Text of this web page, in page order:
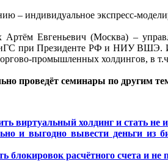
– индивидуальное экспресс-
Артём Евгеньевич (Москва) –
при Президенте РФ и НИУ ВШЭ.
промышленных холдингов, в
проведёт семинары по другим
виртуальный холдинг и стать не
и выгодно вывести деньги из
блокировок расчётного счета и